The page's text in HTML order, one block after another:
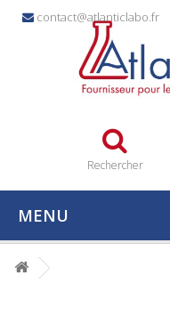
contact@atlanticlabo.fr
Rechercher
MENU